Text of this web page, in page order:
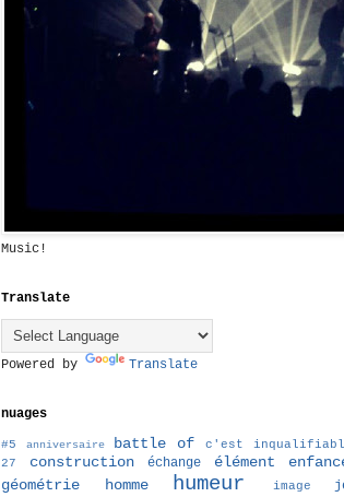
Music!
Translate
Powered by Translate
nuages
#5 anniversaire battle of
c'est
27
construction échange élément
géométrie
homme humeur image